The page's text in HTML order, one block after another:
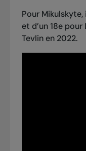
Pour Mikulskyte,
et d’un 18e
Tevlin en 2022.